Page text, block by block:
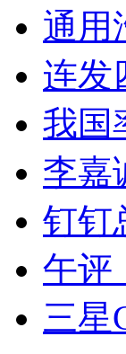
通用
连发
我国
李嘉
钉钉
午评
三星